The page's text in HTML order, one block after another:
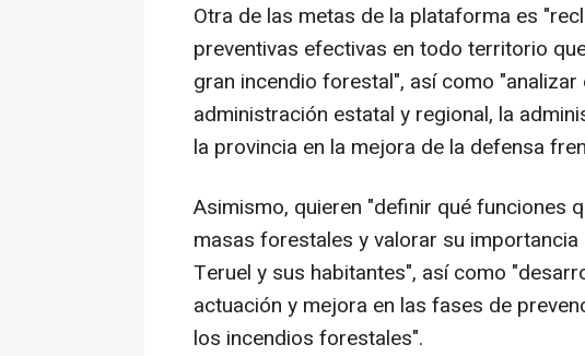
Otra de las metas de la plataforma es
preventivas efectivas en todo territorio
gran incendio forestal", así como
administración estatal y regional, la
la provincia en la mejora de la defensa
Asimismo, quieren "definir qué funciones
masas forestales y valorar su
Teruel y sus habitantes", así como
actuación y mejora en las fases de
los incendios forestales".